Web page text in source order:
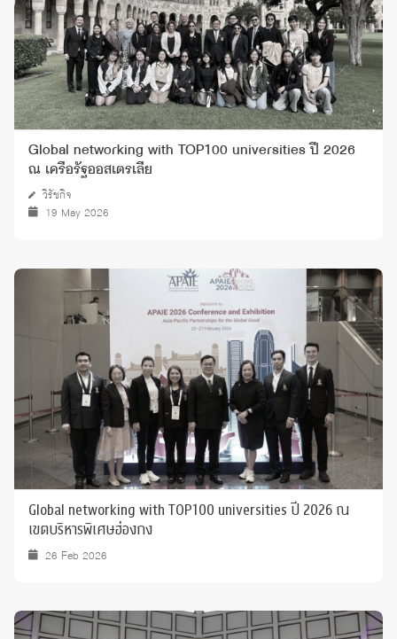
Global networking with TOP100 universities ปี 2026
ณ เครือรัฐออสเตรเลีย
วิรัชกิจ
19 May 2026
Global networking with TOP100 universities ปี 2026 ณ
เขตบริหารพิเศษฮ่องกง
26 Feb 2026